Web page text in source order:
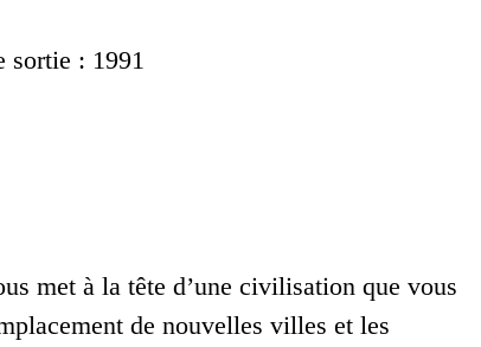
sortie : 1991
met à la tête d’une civilisation que vous
de nouvelles villes et les